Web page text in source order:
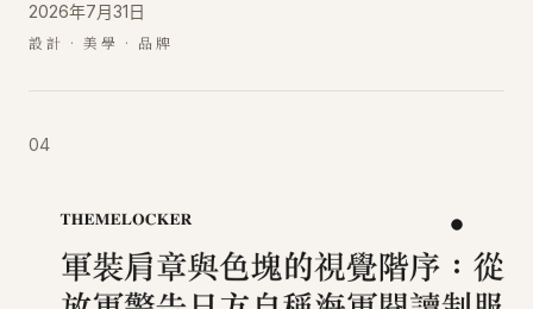
2026年7月31日
設計 · 美學 · 品牌
04